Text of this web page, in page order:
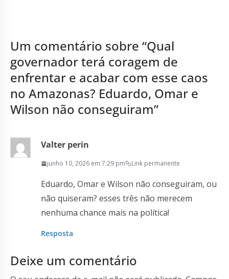
Um comentário sobre “Qual
governador terá coragem de
enfrentar e acabar com esse caos
no Amazonas? Eduardo, Omar e
Wilson não conseguiram”
Valter perin
junho 10, 2026 em 7:29 pm Link permanente
Eduardo, Omar e Wilson não conseguiram, ou
não quiseram? esses três não merecem
nenhuma chance mais na política!
Resposta
Deixe um comentário